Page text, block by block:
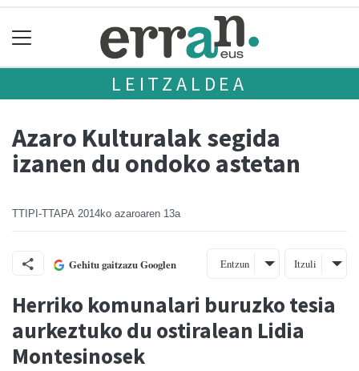
LEITZALDEA
Azaro Kulturalak segida
izanen du ondoko astetan
TTIPI-TTAPA 2014ko azaroaren 13a
Gehitu gaitzazu Googlen Entzun Itzuli
Herriko komunalari buruzko tesia
aurkeztuko du ostiralean Lidia
Montesinosek